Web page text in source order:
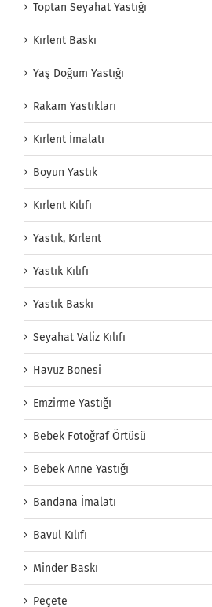
Toptan Seyahat Yastığı
Kırlent Baskı
Yaş Doğum Yastığı
Rakam Yastıkları
Kırlent İmalatı
Boyun Yastık
Kırlent Kılıfı
Yastık, Kırlent
Yastık Kılıfı
Yastık Baskı
Seyahat Valiz Kılıfı
Havuz Bonesi
Emzirme Yastığı
Bebek Fotoğraf Örtüsü
Bebek Anne Yastığı
Bandana İmalatı
Bavul Kılıfı
Minder Baskı
Peçete